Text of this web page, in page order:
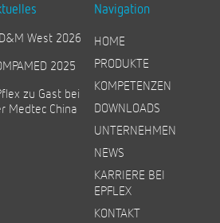
West 2026
2025
zu Gast bei
Medtec China
Navigation
HOME
PRODUKTE
KOMPETENZEN
DOWNLOADS
UNTERNEHMEN
NEWS
KARRIERE BEI
EPFLEX
KONTAKT